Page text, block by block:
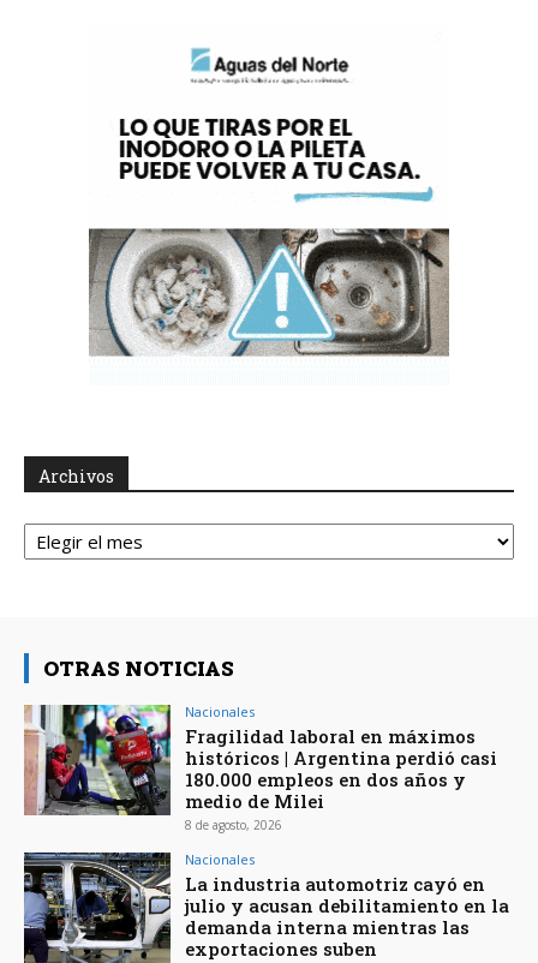
Archivos
Archivos
OTRAS NOTICIAS
Nacionales
Fragilidad laboral en máximos
históricos | Argentina perdió casi
180.000 empleos en dos años y
medio de Milei
8 de agosto, 2026
Nacionales
La industria automotriz cayó en
julio y acusan debilitamiento en la
demanda interna mientras las
exportaciones suben